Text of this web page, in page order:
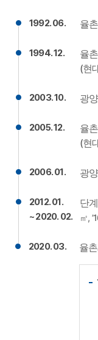
1992. 06. 율
1994. 12.
율
(현
2003. 10. 광
2005. 12.
율
(현
2006. 01. 광
2012. 01.
~ 2020. 02.
단
㎡,
2020. 03. 율